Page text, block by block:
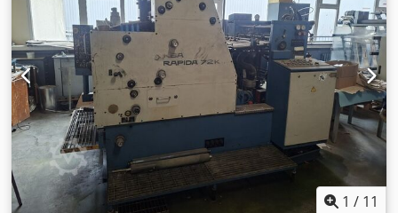
1 / 11